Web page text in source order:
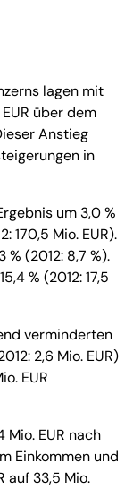
lagen mit
EUR über dem
Anstieg
in
um 3,0 %
170,5 Mio. EUR).
(2012: 8,7 %).
% (2012: 17,5
verminderten
2,6 Mio. EUR)
EUR
Mio. EUR nach
Einkommen und
auf 33,5 Mio.